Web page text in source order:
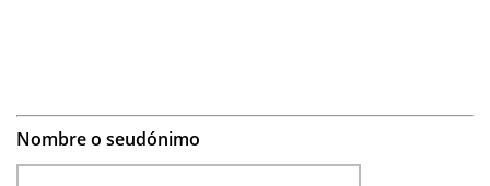
Nombre o seudónimo